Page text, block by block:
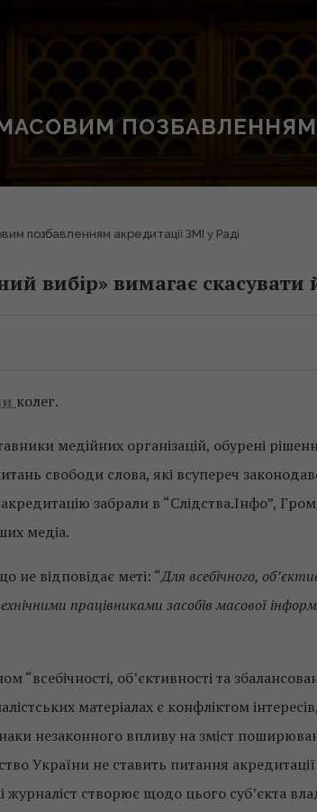
ПОЗБАВЛЕННЯМ
позбавленням акредитації ЗМІ у Раді
вибір» вимагає скасувати
колег.
медійних організацій, обурені
свободи слова, які всупереч
забрали в “Слідства.Інфо”,
медіа.
не відповідає меті: “Для всебічного,
працівниками засобів масової
об’єктивності та
матеріалах є конфліктом
незаконного впливу на зміст
України не ставить питання
журналіст створює щодо цього суб’єкта